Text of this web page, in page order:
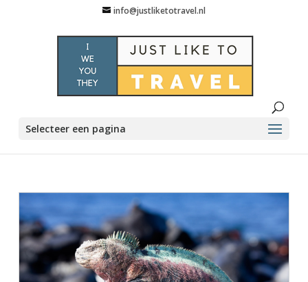
info@justliketotravel.nl
Selecteer een pagina